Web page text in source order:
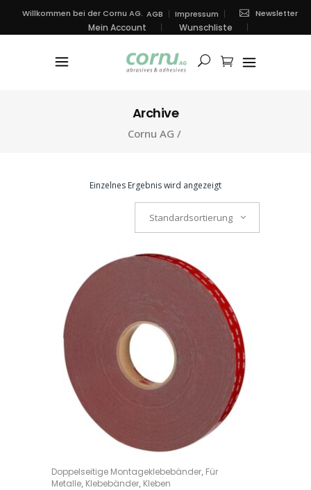
Willkommen bei der Cornu AG. AGB Impressum Newsletter
Mein Account Wunschliste
Archive
Cornu AG /
Einzelnes Ergebnis wird angezeigt
Standardsortierung
OPTIONS
Doppelseitige Montageklebebänder, Für
Metalle, Klebebänder, Kleben